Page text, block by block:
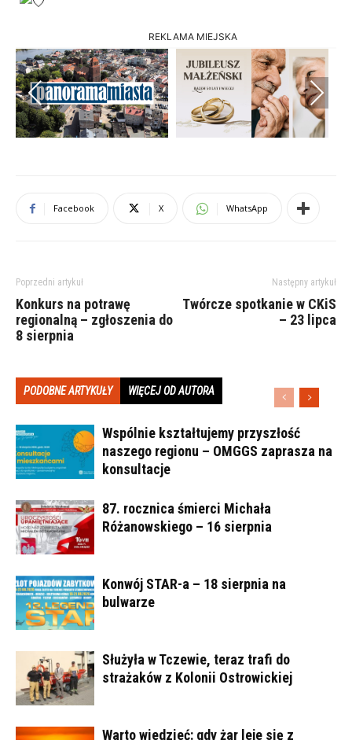
REKLAMA MIEJSKA
Previous Next
Facebook X WhatsApp
Poprzedni artykuł
Konkurs na potrawę
regionalną – zgłoszenia do
8 sierpnia
Następny artykuł
Twórcze spotkanie w CKiS
– 23 lipca
PODOBNE ARTYKUŁY WIĘCEJ OD AUTORA
Wspólnie kształtujemy przyszłość
naszego regionu – OMGGS zaprasza na
konsultacje
87. rocznica śmierci Michała
Różanowskiego – 16 sierpnia
Konwój STAR-a – 18 sierpnia na
bulwarze
Służyła w Tczewie, teraz trafi do
strażaków z Kolonii Ostrowickiej
Warto wiedzieć: gdy żar leje się z